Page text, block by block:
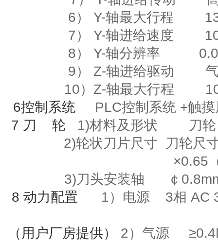
6）
Y-轴最大行程
7）
Y-轴进给速度
8）
Y-轴分辨率
9）
Z-轴进给驱动
10） Z-轴最大行程
6控制系统 PLC控制系统 +触
7 刀 轮 1)材料及形状
刀轮
2)轮状刀片尺寸
刀轮尺
×0.65
3)刀头安装轴
￠
8 动力配置 1）电源 3相 AC
（用户厂房提供） 2）气源 ≥